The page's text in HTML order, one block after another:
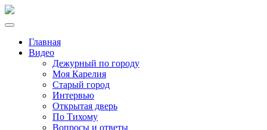
Главная
Видео
Дежурный по городу
Моя Карелия
Старый город
Интервью
Открытая дверь
По Тихому
Вопросы и ответы